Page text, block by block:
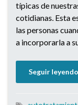
típicas de
cotidianas. Esta
las personas
a incorporarla a
Seguir leyendo